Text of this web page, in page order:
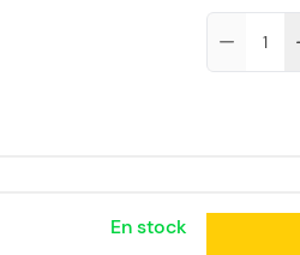
En stock